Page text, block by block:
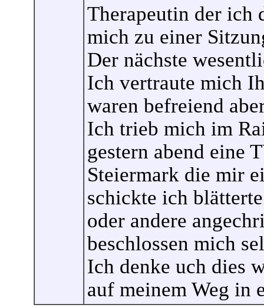
Therapeutin der ich
mich zu einer
Der nächste
Ich vertraute mich
waren befreiend
Ich trieb mich im
gestern abend eine
Steiermark die mir
schickte ich
oder andere
beschlossen mich
Ich denke uch dies
auf meinem Weg in